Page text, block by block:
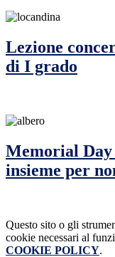
Lezione
di I grado
Memorial Day
insieme per
Questo sito o gli
cookie necessari al
COOKIE POLICY.